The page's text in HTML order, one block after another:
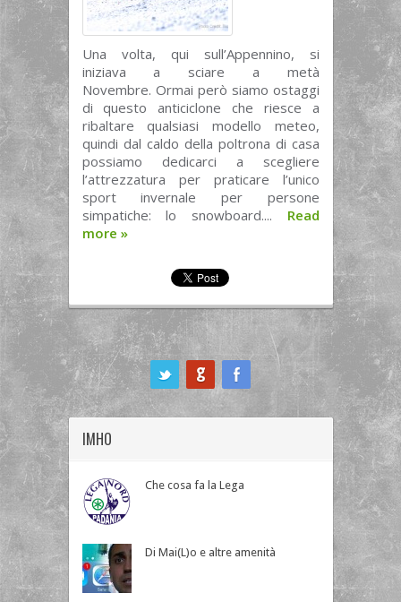
Una volta, qui sull’Appennino, si
iniziava a sciare a metà
Novembre. Ormai però siamo ostaggi
di questo anticiclone che riesce a
ribaltare qualsiasi modello meteo,
quindi dal caldo della poltrona di casa
possiamo dedicarci a scegliere
l’attrezzatura per praticare l’unico
sport invernale per persone
simpatiche: lo snowboard.... Read
more »
IMHO
Che cosa fa la Lega
Di Mai(L)o e altre amenità